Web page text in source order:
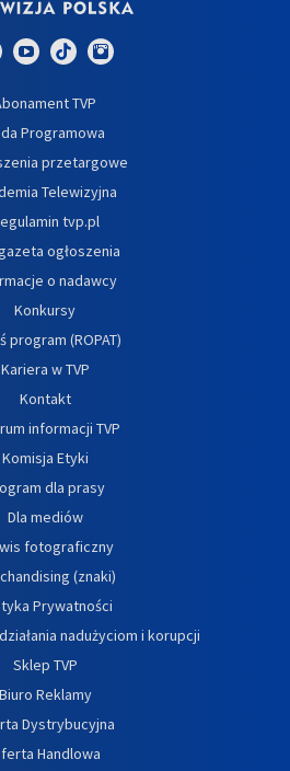
TVP
Programowa
przetargowe
Telewizyjna
tvp.pl
ogłoszenia
o nadawcy
Konkursy
program (ROPAT)
Kariera w TVP
Kontakt
informacji TVP
Komisja Etyki
dla prasy
Dla mediów
fotograficzny
(znaki)
Prywatności
nadużyciom i korupcji
Sklep TVP
Biuro Reklamy
Dystrybucyjna
Handlowa